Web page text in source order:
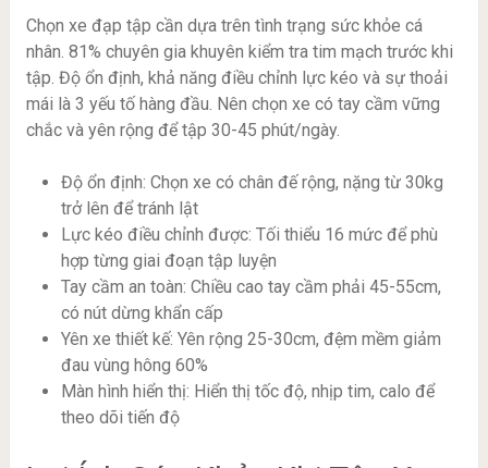
Chọn xe đạp tập cần dựa trên tình trạng sức khỏe cá
nhân. 81% chuyên gia khuyên kiểm tra tim mạch trước khi
tập. Độ ổn định, khả năng điều chỉnh lực kéo và sự thoải
mái là 3 yếu tố hàng đầu. Nên chọn xe có tay cầm vững
chắc và yên rộng để tập 30-45 phút/ngày.
Độ ổn định: Chọn xe có chân đế rộng, nặng từ 30kg
trở lên để tránh lật
Lực kéo điều chỉnh được: Tối thiểu 16 mức để phù
hợp từng giai đoạn tập luyện
Tay cầm an toàn: Chiều cao tay cầm phải 45-55cm,
có nút dừng khẩn cấp
Yên xe thiết kế: Yên rộng 25-30cm, đệm mềm giảm
đau vùng hông 60%
Màn hình hiển thị: Hiển thị tốc độ, nhịp tim, calo để
theo dõi tiến độ